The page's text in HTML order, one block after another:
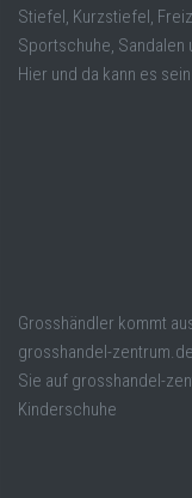
Stiefel, Kurzstiefel,
Sportschuhe, Sandalen
Hier und da kann es
Grosshändler kommt
grosshandel-
Sie auf grosshandel-
Kinderschuhe